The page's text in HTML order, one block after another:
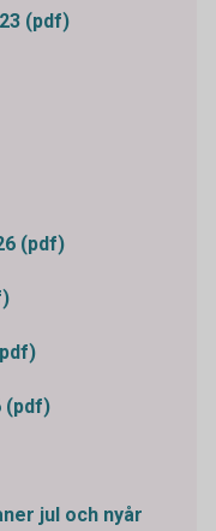
(pdf)
(pdf)
(pdf)
jul och nyår